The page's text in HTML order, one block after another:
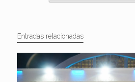
Entradas relacionadas